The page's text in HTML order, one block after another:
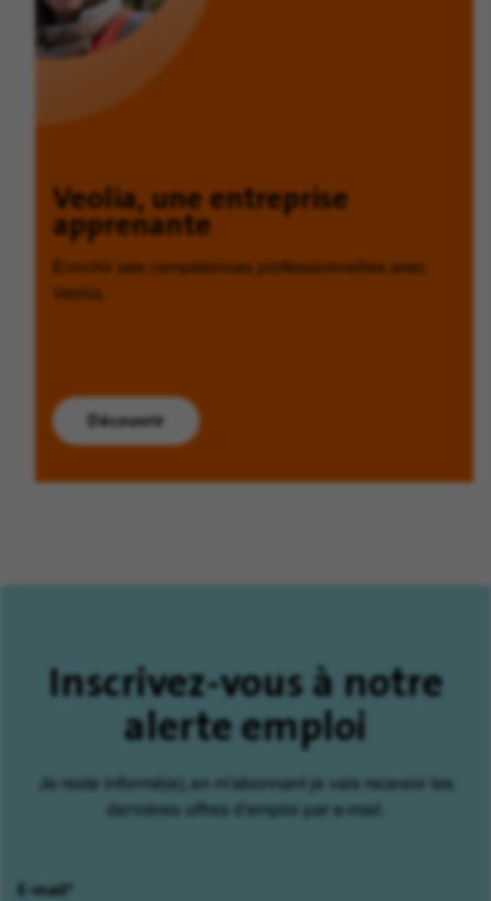
Veolia, une entreprise
apprenante
Enrichir ses compétences professionnelles avec
Veolia.
Découvrir
Inscrivez-vous à notre
alerte emploi
Je reste informé(e), en m'abonnant je vais recevoir les
dernières offres d'emploi par e-mail.
E-mail